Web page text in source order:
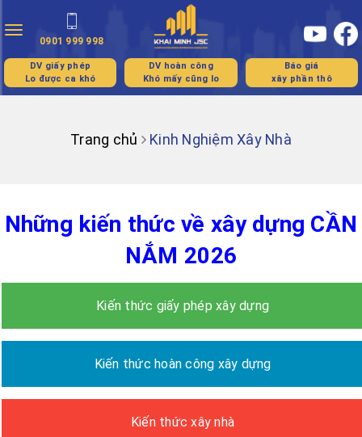
Toggle
navigation
0901 999 998
DV giấy phép
Lo được ca khó
DV hoàn công
Khó mấy cũng lo
Báo giá
xây phần thô
Trang chủ Kinh Nghiệm Xây Nhà
Những kiến thức về xây dựng CẦN
NẮM 2026
Kiến thức giấy phép xây dựng
Kiến thức hoàn công xây dựng
Kiến thức xây nhà